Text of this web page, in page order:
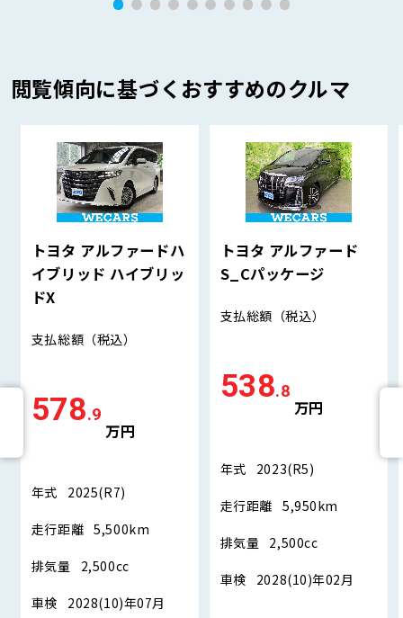
閲覧傾向に基づくおすすめのクルマ
トヨタ アルファードハ
イブリッド ハイブリッ
ドX
支払総額 （税込）
578.9
万円
年式 2025(R7)
走行距離 5,500km
排気量 2,500cc
車検 2028(10)年07月
トヨタ アルファード
S_Cパッケージ
支払総額 （税込）
538.8
万円
年式 2023(R5)
走行距離 5,950km
排気量 2,500cc
車検 2028(10)年02月